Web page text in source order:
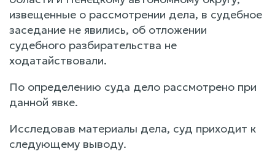
извещенные о рассмотрении дела, в судебное
заседание не явились, об отложении
судебного разбирательства не
ходатайствовали.
По определению суда дело рассмотрено при
данной явке.
Исследовав материалы дела, суд приходит к
следующему выводу.